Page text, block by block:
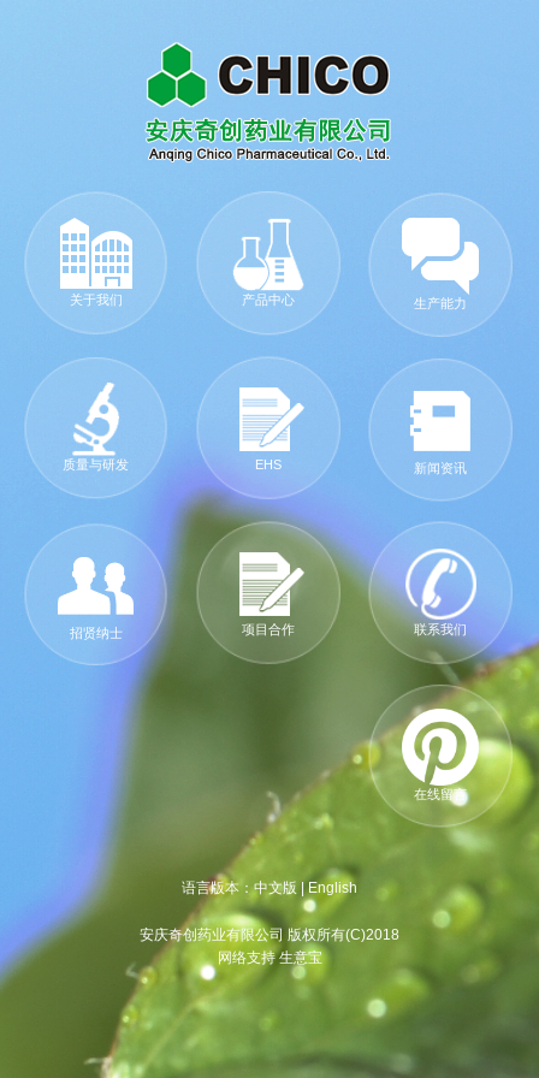
关于我们 产品中心 生产能力
质量与研发 EHS 新闻资讯
招贤纳士 项目合作 联系我们
在线留言
语言版本：中文版 English
安庆奇创药业有限公司 版权所有(C)2018
网络支持 生意宝